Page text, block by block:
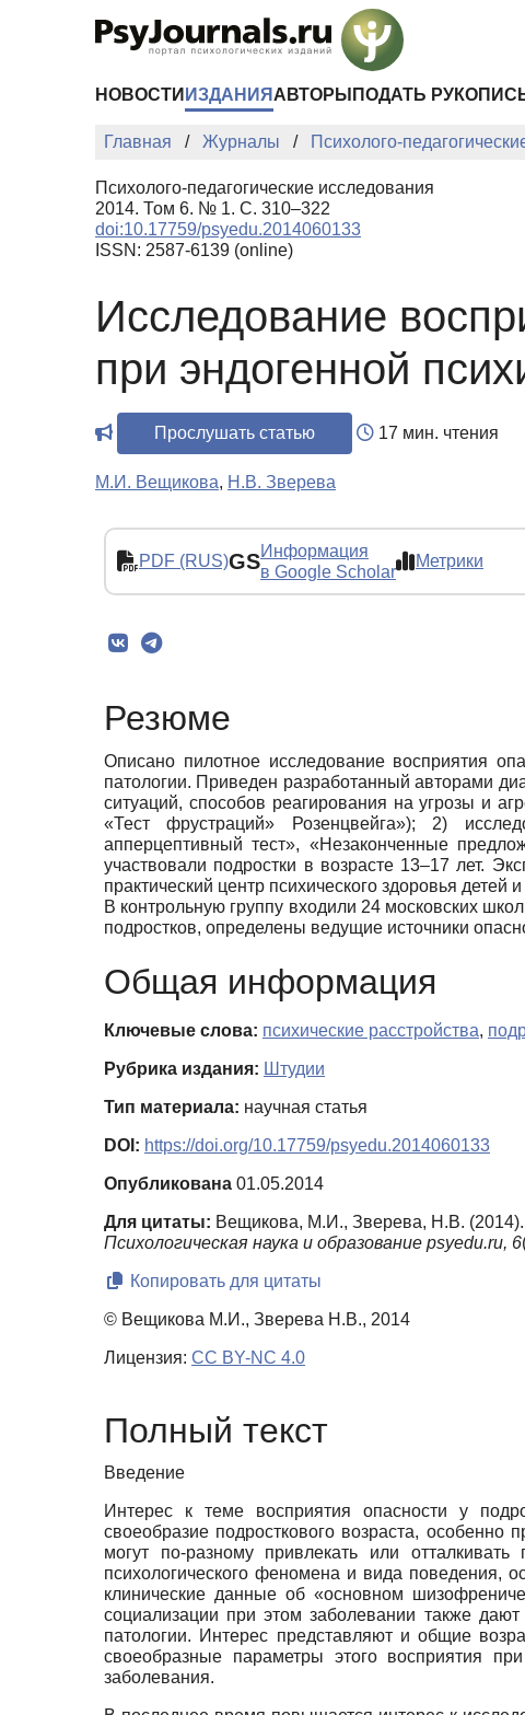
НОВОСТИ ИЗДАНИЯ АВТОРЫ ПОДАТЬ
Главная Журналы Психолого-
Психолого-педагогические исследования
2014. Том 6. № 1. С. 310–322
doi:10.17759/psyedu.2014060133
ISSN: 2587-6139 (online)
Исследование
при эндогенной
Прослушать статью 17 мин. чтения
М.И. Вещикова, Н.В. Зверева
PDF (RUS)GSИнформация
в Google Scholar
Метрики
Резюме
Описано пилотное исследование восприятия
патологии. Приведен разработанный авторами
ситуаций, способов реагирования на угрозы и
«Тест фрустраций» Розенцвейга»); 2)
апперцептивный тест», «Незаконченные
участвовали подростки в возрасте 13–17 лет.
практический центр психического здоровья
В контрольную группу входили 24 московских
подростков, определены ведущие источники
Общая информация
Ключевые слова: психические расстройства,
Рубрика издания: Штудии
Тип материала: научная статья
DOI: https://doi.org/10.17759/psyedu.2014060133
Опубликована 01.05.2014
Для цитаты: Вещикова, М.И., Зверева, Н.В. (2014).
Психологическая наука и образование psyedu.ru, 6
Копировать для цитаты
© Вещикова М.И., Зверева Н.В., 2014
Лицензия: CC BY-NC 4.0
Полный текст
Введение
Интерес к теме восприятия опасности у
своеобразие подросткового возраста,
могут по-разному привлекать или
психологического феномена и вида поведения,
клинические данные об «основном
социализации при этом заболевании также
патологии. Интерес представляют и общие
своеобразные параметры этого восприятия
заболевания.